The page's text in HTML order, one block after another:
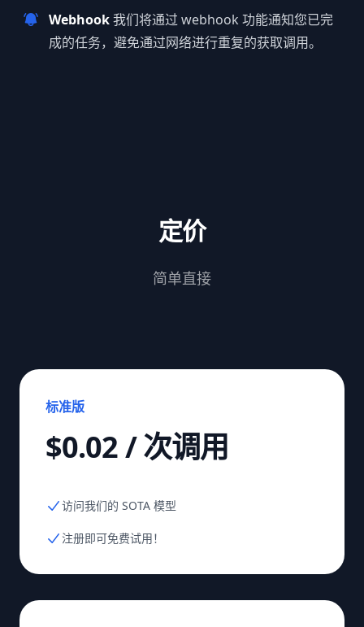
Webhook我们将通过 webhook 功能通知您已完
成的任务，避免通过网络进行重复的获取调用。
定价
简单直接
标准版
$0.02 / 次调用
访问我们的 SOTA 模型
注册即可免费试用！